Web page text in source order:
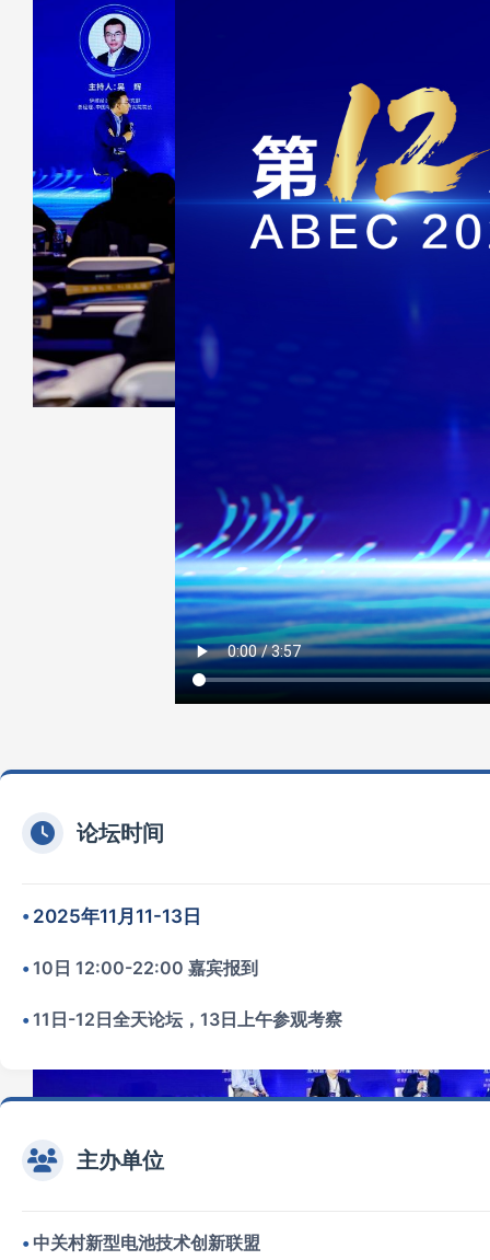
论坛时间
2025年11月11-13日
10日 12:00-22:00 嘉宾报到
11日-12日全天论坛，13日上午参观考察
主办单位
中关村新型电池技术创新联盟